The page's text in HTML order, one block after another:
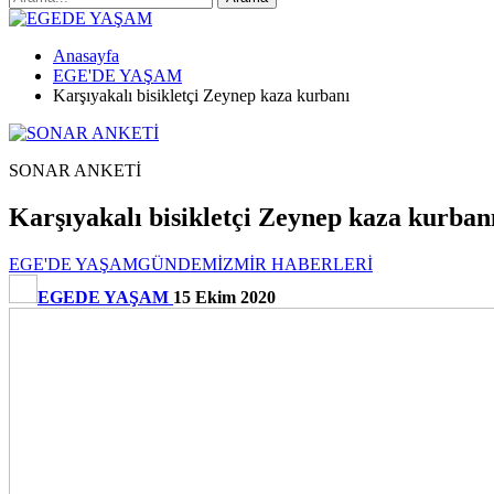
Anasayfa
EGE'DE YAŞAM
Karşıyakalı bisikletçi Zeynep kaza kurbanı
SONAR ANKETİ
Karşıyakalı bisikletçi Zeynep kaza
EGE'DE YAŞAMGÜNDEMİZMİR HABERLERİ
EGEDE YAŞAM 15 Ekim 2020